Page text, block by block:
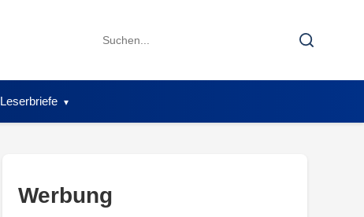
Search
Search
Leserbriefe
Werbung